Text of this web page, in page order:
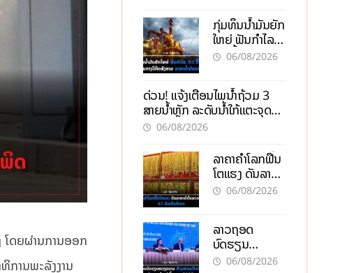
ດຍຜ່ານການອອກ
ການພະລັງງານ
информациейກຸ່ມທຶນນ້ຳມັນຍັກ
ໃຫຍ່ ຟັນກຳໄລ
93 ຕື້ໂດລາ
ນໍ້າມັນແພງ
06/08/2026
ດ່ວນ! ແຈ້ງເຕືອນໄພນໍ້າຖ້ວມ 3
ສາຍນໍ້າຫຼັກ ລະດັບນໍ້າໃກ້ແຕະຈຸດ
ອັນຕະລາຍ
06/08/2026
ລາຄາຄຳໂລກຟື້ນ
ໂຕແຮງ ດັນລາຄາ
ຄຳໃນລາວທະລຸ
06/08/2026
ລາວຖອດ
ບົດຮຽນ
ຫວຽດນາມ ສ້າງ
06/08/2026